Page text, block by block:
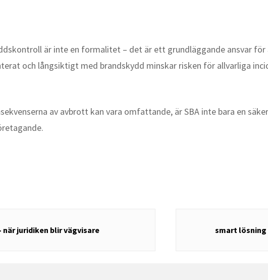
är inte en formalitet – det är ett grundläggande ansvar
och långsiktigt med brandskydd minskar risken för allvarliga
av avbrott kan vara omfattande, är SBA inte bara en
när juridiken blir vägvisare smart